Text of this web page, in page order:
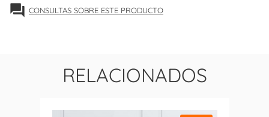
forum CONSULTAS SOBRE ESTE PRODUCTO
RELACIONADOS